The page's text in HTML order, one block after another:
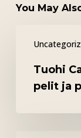
You May
Casino
turvallisuus,
Tuohi
pelit ja